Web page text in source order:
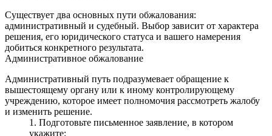
Существует два основных пути обжалования:
административный и судебный. Выбор зависит от характера
решения, его юридического статуса и вашего намерения
добиться конкретного результата.
Административное обжалование
Административный путь подразумевает обращение к
вышестоящему органу или к иному контролирующему
учреждению, которое имеет полномочия рассмотреть жалобу
и изменить решение.
Подготовьте письменное заявление, в котором
укажите: